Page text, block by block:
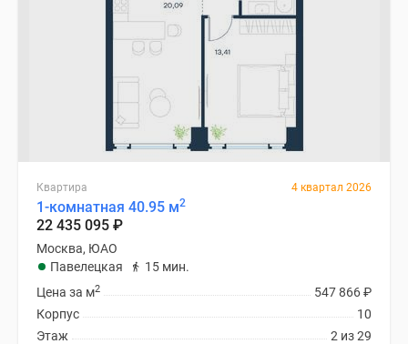
Квартира 4 квартал 2026
1-комнатная 40.95 м2
22 435 095 ₽
Москва, ЮАО
Павелецкая
15 мин.
547 866₽
Цена за м2
10
Корпус
2 из 29
Этаж